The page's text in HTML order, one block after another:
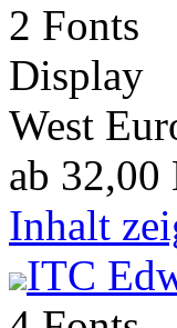
2 Fonts
Display
West
ab 32,00
Inhalt
ITC